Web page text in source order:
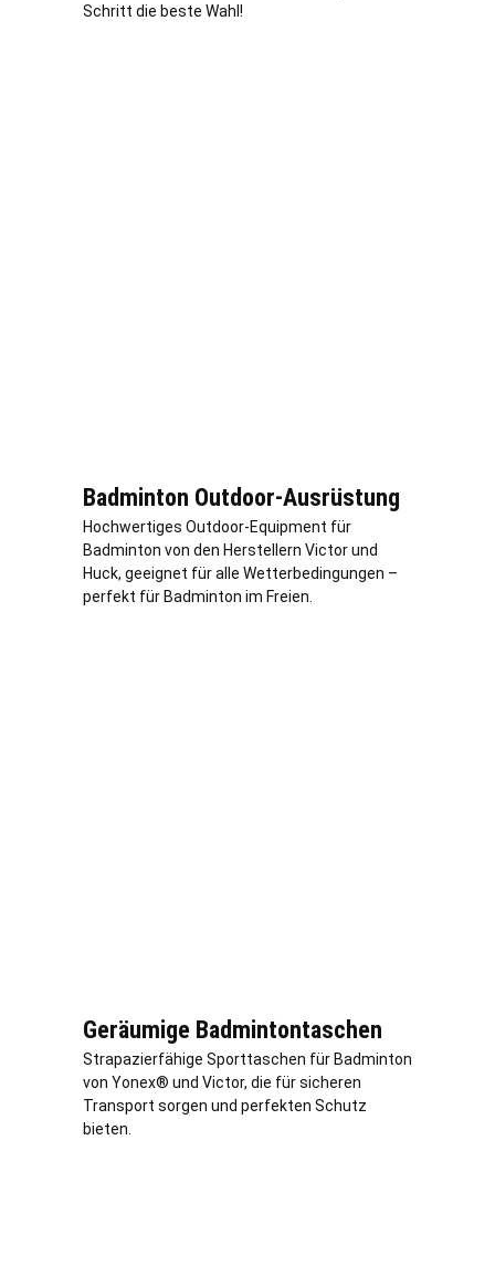
Schritt die beste Wahl!
Badminton Outdoor-Ausrüstung
Hochwertiges Outdoor-Equipment für
Badminton von den Herstellern Victor und
Huck, geeignet für alle Wetterbedingungen –
perfekt für Badminton im Freien.
Geräumige Badmintontaschen
Strapazierfähige Sporttaschen für Badminton
von Yonex® und Victor, die für sicheren
Transport sorgen und perfekten Schutz
bieten.